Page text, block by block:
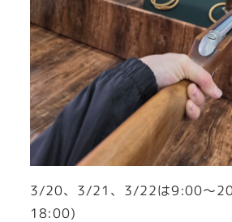
3/20、3/21、3/22は9:00～
18:00)